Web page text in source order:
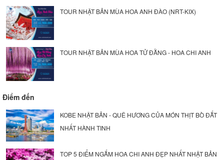
TOUR NHẬT BẢN MÙA HOA ANH ĐÀO (NRT-KIX)
TOUR NHẬT BẢN MÙA HOA TỬ ĐẰNG - HOA CHI ANH
Điểm đến
KOBE NHẬT BẢN - QUÊ HƯƠNG CỦA MÓN THỊT BÒ ĐẮT
NHẤT HÀNH TINH
TOP 5 ĐIỂM NGẮM HOA CHI ANH ĐẸP NHẤT NHẬT BẢN